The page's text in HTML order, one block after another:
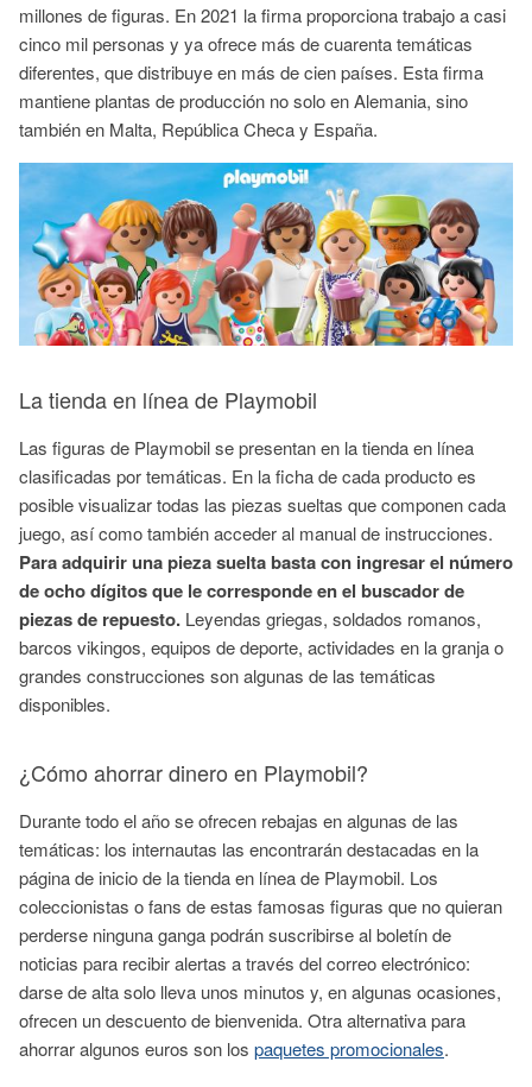
millones de figuras. En 2021 la firma proporciona trabajo a casi
cinco mil personas y ya ofrece más de cuarenta temáticas
diferentes, que distribuye en más de cien países. Esta firma
mantiene plantas de producción no solo en Alemania, sino
también en Malta, República Checa y España.
La tienda en línea de Playmobil
Las figuras de Playmobilse presentan en la tienda en línea
clasificadas por temáticas. En la ficha de cada producto es
posible visualizar todas las piezas sueltas que componen cada
juego, así como también acceder al manual de instrucciones.
Para adquirir una pieza suelta basta con ingresar el número
de ocho dígitos que le corresponde en el buscador de
piezas de repuesto. Leyendas griegas, soldados romanos,
barcos vikingos, equipos de deporte, actividades en la granja o
grandes construcciones son algunas de las temáticas
disponibles.
¿Cómo ahorrar dinero en Playmobil?
Durante todo el año se ofrecen rebajas en algunas de las
temáticas: los internautas las encontrarán destacadas en la
página de inicio de la tienda en línea de Playmobil. Los
coleccionistas o fans de estas famosas figuras que no quieran
perderse ninguna ganga podrán suscribirse al boletín de
noticias para recibir alertas a través del correo electrónico:
darse de alta solo lleva unos minutos y, en algunas ocasiones,
ofrecen un descuento de bienvenida. Otra alternativa para
ahorrar algunos euros son los paquetes promocionales.